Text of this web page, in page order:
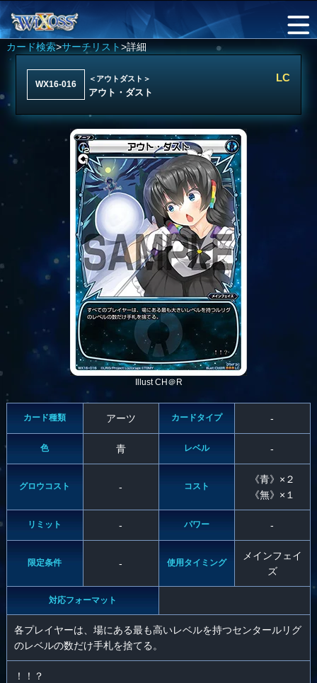
カード検索>サーチリスト>詳細
WX16-016
＜アウトダスト＞
アウト・ダスト
LC
Illust CH＠R
カード種類 アーツ カードタイプ -
色 青 レベル -
グロウコスト - コスト
《青》×２
《無》×１
リミット - パワー -
限定条件 - 使用タイミング
メインフェイ
ズ
対応フォーマット
各プレイヤーは、場にある最も高いレベルを持つセンタールリグ
のレベルの数だけ手札を捨てる。
！！？